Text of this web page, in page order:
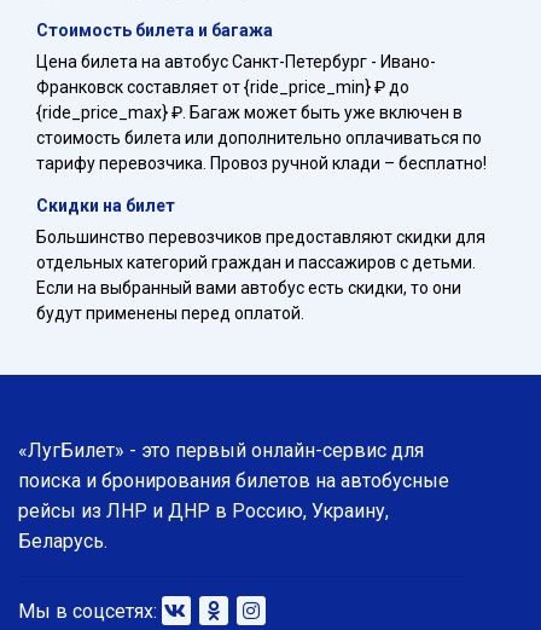
Стоимость билета и багажа
Цена билета на автобус Санкт-Петербург - Ивано-
Франковск составляет от {ride_price_min} ₽ до
{ride_price_max} ₽. Багаж может быть уже включен в
стоимость билета или дополнительно оплачиваться по
тарифу перевозчика. Провоз ручной клади – бесплатно!
Скидки на билет
Большинство перевозчиков предоставляют скидки для
отдельных категорий граждан и пассажиров с детьми.
Если на выбранный вами автобус есть скидки, то они
будут применены перед оплатой.
«ЛугБилет» - это первый онлайн-сервис для
поиска и бронирования билетов на автобусные
рейсы из ЛНР и ДНР в Россию, Украину,
Беларусь.
Мы в соцсетях: